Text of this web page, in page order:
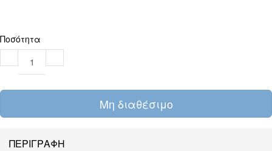
Ποσότητα
Μη διαθέσιμο
ΠΕΡΙΓΡΑΦΗ